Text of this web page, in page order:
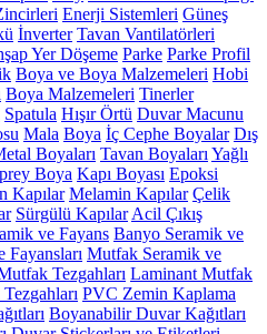
Enerji Sistemleri Güneş
İnverter Tavan Vantilatörleri
Yer Döşeme Parke Parke Profil
Boya ve Boya Malzemeleri Hobi
Boya Malzemeleri Tinerler
Spatula Hışır Örtü Duvar Macunu
Mala Boya İç Cephe Boyalar Dış
Boyaları Tavan Boyaları Yağlı
Boya Kapı Boyası Epoksi
Kapılar Melamin Kapılar Çelik
Sürgülü Kapılar Acil Çıkış
ve Fayans Banyo Seramik ve
Fayansları Mutfak Seramik ve
Tezgahları Laminant Mutfak
PVC Zemin Kaplama
Boyanabilir Duvar Kağıtları